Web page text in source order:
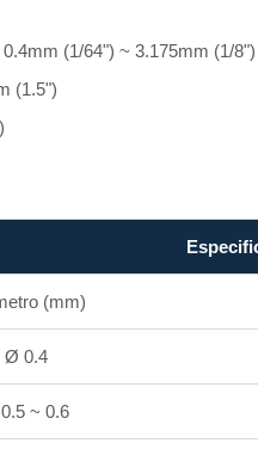
(1/64") ~ 3.175mm (1/8")
(1.5")
(mm)
Ø 0.4
~ 0.6